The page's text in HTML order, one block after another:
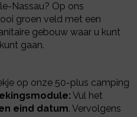
Nassau? Op ons
groen veld met een
gebouw waar u kunt
gaan.
op onze 50-plus camping
Vul het
eind datum. Vervolgens